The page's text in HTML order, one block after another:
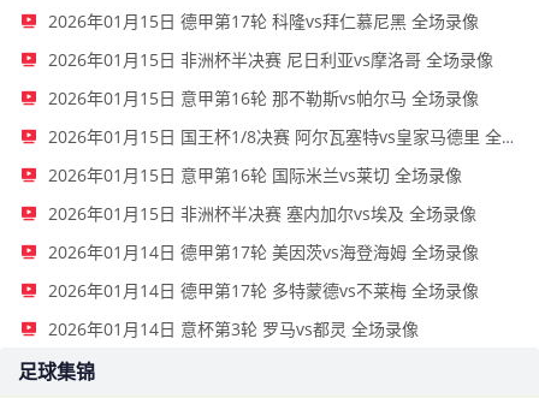
2026年01月15日 德甲第17轮 科隆vs拜仁慕尼黑 全场录像
2026年01月15日 非洲杯半决赛 尼日利亚vs摩洛哥 全场录像
2026年01月15日 意甲第16轮 那不勒斯vs帕尔马 全场录像
2026年01月15日 国王杯1/8决赛 阿尔瓦塞特vs皇家马德里 全场录像
2026年01月15日 意甲第16轮 国际米兰vs莱切 全场录像
2026年01月15日 非洲杯半决赛 塞内加尔vs埃及 全场录像
2026年01月14日 德甲第17轮 美因茨vs海登海姆 全场录像
2026年01月14日 德甲第17轮 多特蒙德vs不莱梅 全场录像
2026年01月14日 意杯第3轮 罗马vs都灵 全场录像
足球集锦